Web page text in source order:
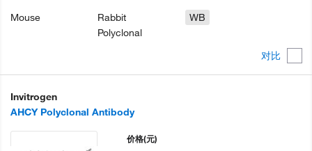
对比
Mouse
Rabbit
Polyclonal
WB
Invitrogen
AHCY Polyclonal Antibody
价格(元)